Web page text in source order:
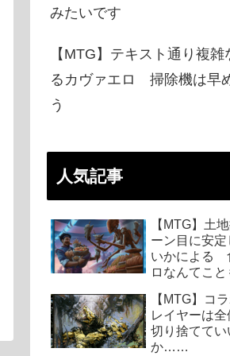
みたいです
【MTG】テキスト通り複
るカヴァエロ 掃除機は早
う
人気記事
【MTG】土
ーン目に安
いかによる
ロなんてこ
【MTG】コ
レイヤーは
切り捨ててい
か……